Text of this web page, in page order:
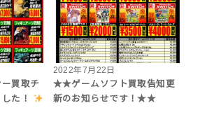
買取チ
た！
2022年7月22日
★★ゲームソフト買取告知更
新のお知らせです！★★